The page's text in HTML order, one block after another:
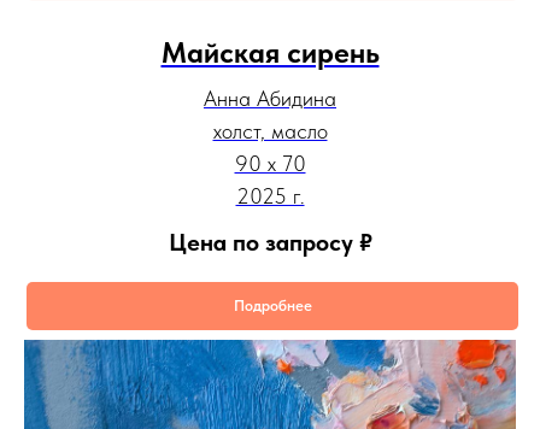
Майская сирень
Анна Абидина
холст, масло
90 х 70
2025 г.
Цена по запросу ₽
Подробнее